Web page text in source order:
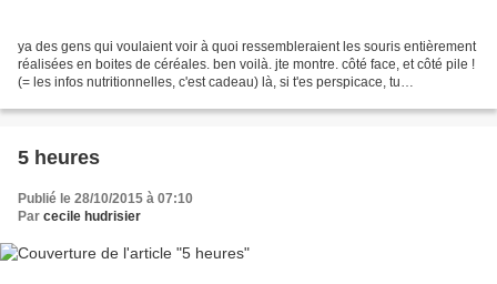
ya des gens qui voulaient voir à quoi ressembleraient les souris entièrement
réalisées en boites de céréales. ben voilà. jte montre. côté face, et côté pile !
(= les infos nutritionnelles, c'est cadeau) là, si t'es perspicace, tu
5 heures
Publié le 28/10/2015 à 07:10
Par cecile hudrisier